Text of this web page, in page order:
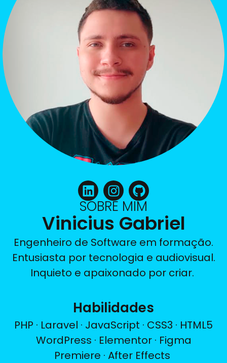
SOBRE MIM
Vinicius Gabriel
Engenheiro de Software em formação.
Entusiasta por tecnologia e audiovisual.
Inquieto e apaixonado por criar.
Habilidades
PHP · Laravel · JavaScript · CSS3 · HTML5
WordPress · Elementor · Figma
Premiere · After Effects